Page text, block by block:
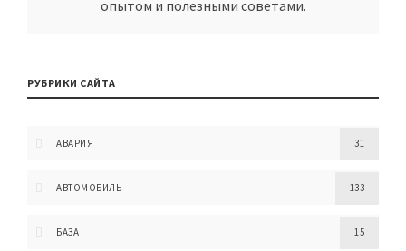
опытом и полезными советами.
РУБРИКИ САЙТА
АВАРИЯ 31
АВТОМОБИЛЬ 133
БАЗА 15